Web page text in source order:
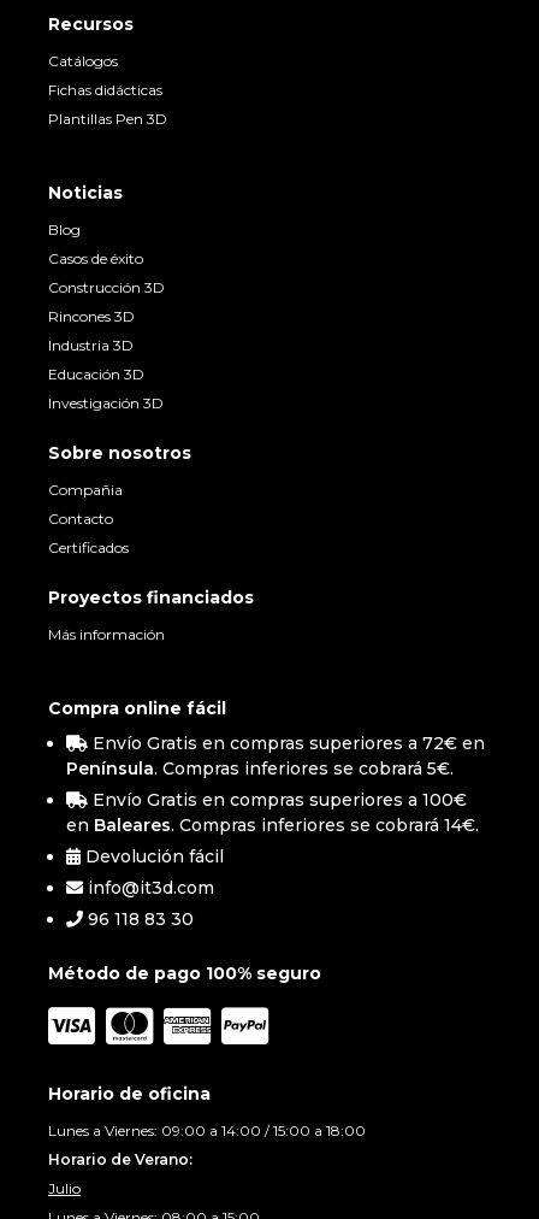
Recursos
Catálogos
Fichas didácticas
Plantillas Pen 3D
Noticias
Blog
Casos de éxito
Construcción 3D
Rincones 3D
Industria 3D
Educación 3D
Investigación 3D
Sobre nosotros
Compañia
Contacto
Certificados
Proyectos financiados
Más información
Compra online fácil
Envío Gratis en compras superiores a 72€ en
Península. Compras inferiores se cobrará 5€.
Envío Gratis en compras superiores a 100€
en Baleares. Compras inferiores se cobrará 14€.
Devolución fácil
info@it3d.com
96 118 83 30
Método de pago 100% seguro
Horario de oficina
Lunes a Viernes: 09:00 a 14:00 / 15:00 a 18:00
Horario de Verano:
Julio